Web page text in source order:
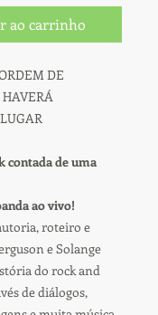
ao carrinho
DE
contada de uma
ao vivo!
roteiro e
e Solange
do rock and
de diálogos,